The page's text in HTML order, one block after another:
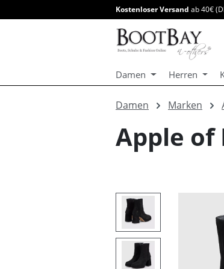
Zur Hauptnavigation springen
Kostenloser Versand ab 40€
Damen Herren
Damen Marken
Apple of
Bildergalerie